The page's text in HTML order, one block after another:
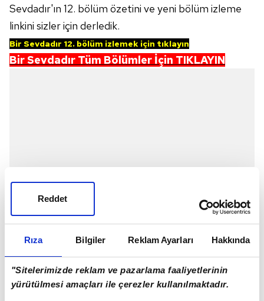
Rıza Bilgiler Reklam Ayarları Hakkında
"Sitelerimizde reklam ve pazarlama faaliyetlerinin
yürütülmesi amaçları ile çerezler kullanılmaktadır.
Reddet
Sevdadır'ın 12. bölüm özetini ve yeni bölüm izleme
linkini sizler için derledik.
Bir Sevdadır 12. bölüm izlemek için tıklayın
Bir Sevdadır Tüm Bölümler İçin TIKLAYIN
BİR SEVDADIR 11. BÖLÜMDE NELER YAŞANDI?
Yapbozun tüm parçalarını birleştiren Yasin gerçeğe